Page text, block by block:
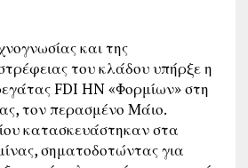
και της
του κλάδου υπήρξε η
FDI HN «Φορμίων» στη
τον περασμένο Μάιο.
κατασκευάστηκαν στα
σηματοδοτώντας για